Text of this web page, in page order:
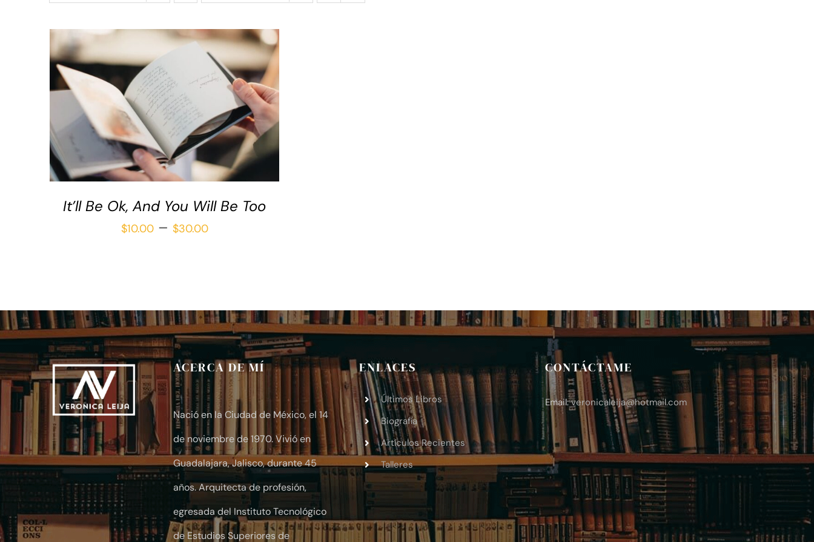
SELECCIONAR OPCIONES QUICK VIEW
It’ll Be Ok, And You Will Be Too
$10.00 – $30.00Price
$30.00
ACERCA DE MÍ
Nació en la Ciudad de México, el 14
de noviembre de 1970. Vivió en
Guadalajara, Jalisco, durante 45
años. Arquitecta de profesión,
egresada del Instituto Tecnológico
de Estudios Superiores de
ENLACES
Últimos Libros
Biografía
Artículos Recientes
Talleres
CONTÁCTAME
Email:veronicaleija@hotmail.com